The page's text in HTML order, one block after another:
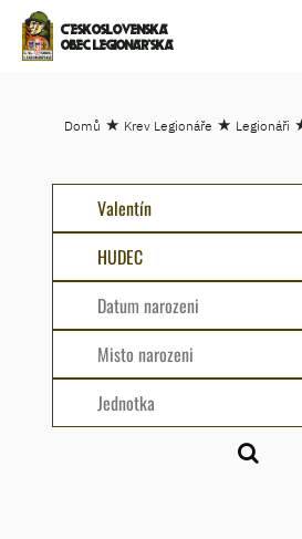
ČESKOSLOVENSKÁ
OBEC LEGIONÁŘSKÁ
Domů ★ Krev Legionáře ★ Legionáři